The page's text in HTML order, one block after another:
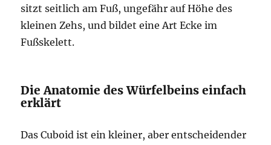
sitzt seitlich am Fuß, ungefähr auf Höhe des
kleinen Zehs, und bildet eine Art Ecke im
Fußskelett.
Die Anatomie des Würfelbeins einfach
erklärt
Das Cuboid ist ein kleiner, aber entscheidender